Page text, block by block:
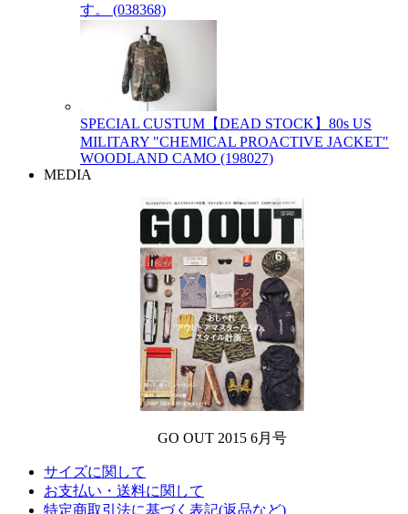
す。 (038368)
SPECIAL CUSTUM【DEAD STOCK】80s US
MILITARY "CHEMICAL PROACTIVE JACKET"
WOODLAND CAMO (198027)
MEDIA
GO OUT 2015 6月号
サイズに関して
お支払い・送料に関して
特定商取引法に基づく表記(返品など)